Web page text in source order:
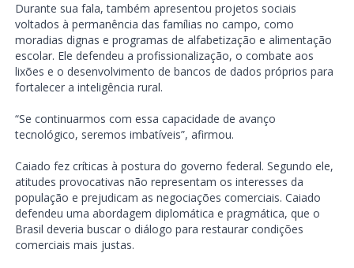
Durante sua fala, também apresentou projetos sociais
voltados à permanência das famílias no campo, como
moradias dignas e programas de alfabetização e alimentação
escolar. Ele defendeu a profissionalização, o combate aos
lixões e o desenvolvimento de bancos de dados próprios para
fortalecer a inteligência rural.
“Se continuarmos com essa capacidade de avanço
tecnológico, seremos imbatíveis”, afirmou.
Caiado fez críticas à postura do governo federal. Segundo ele,
atitudes provocativas não representam os interesses da
população e prejudicam as negociações comerciais. Caiado
defendeu uma abordagem diplomática e pragmática, que o
Brasil deveria buscar o diálogo para restaurar condições
comerciais mais justas.